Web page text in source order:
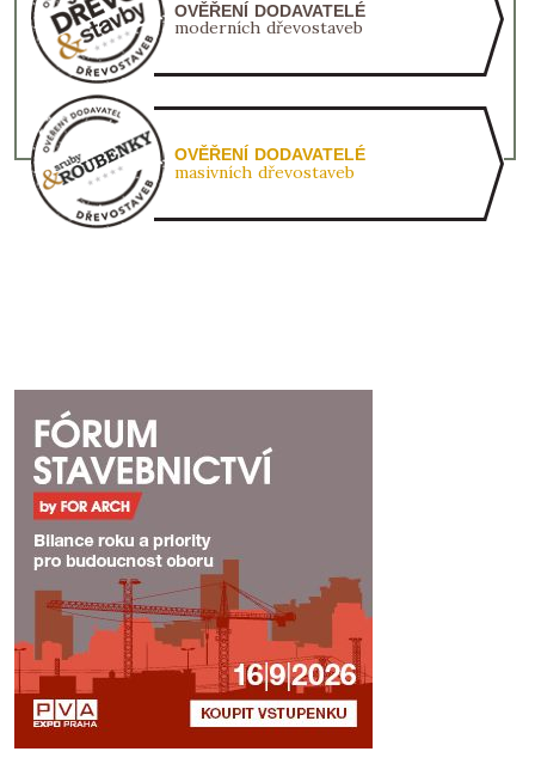
OVĚŘENÍ DODAVATELÉ
moderních dřevostaveb
OVĚŘENÍ DODAVATELÉ
masivních dřevostaveb